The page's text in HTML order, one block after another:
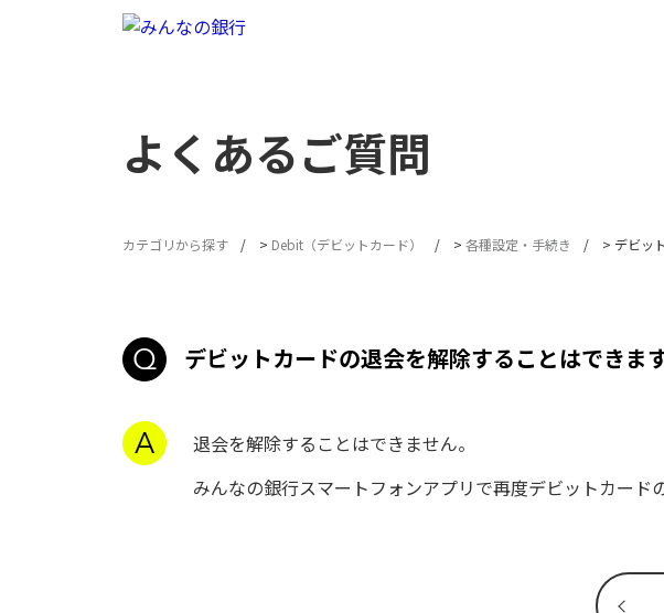
よくあるご質問
カテゴリから探す > Debit（デビットカード） > 各種設定・手続き > デビッ
デビットカードの退会を解除することはできま
退会を解除することはできません。
みんなの銀行スマートフォンアプリで再度デビットカード